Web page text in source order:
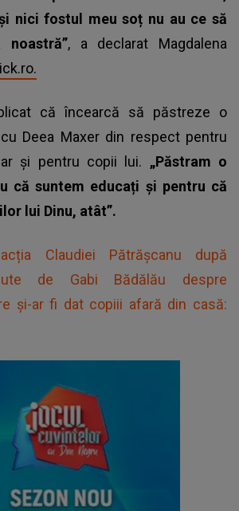
nici fostul meu soț nu au ce să
, a declarat Magdalena
că încearcă să păstreze o
Deea Maxer din respect pentru
și pentru copii lui. „Păstram o
că suntem educați și pentru că
lui Dinu, atât”.
Claudiei Pătrășcanu după
de Gabi Bădălău despre
și-ar fi dat copiii afară din casă: